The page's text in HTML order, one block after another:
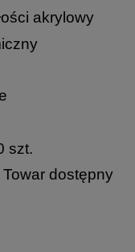
akrylowy
szt.
dostępny